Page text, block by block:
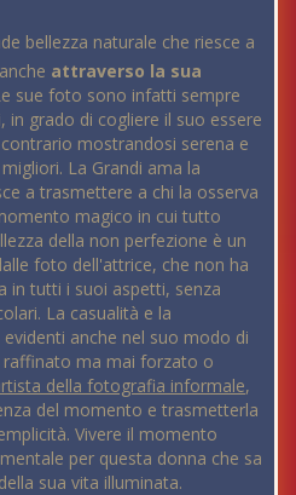
bellezza naturale che riesce a
attraverso la sua
sue foto sono infatti sempre
grado di cogliere il suo essere
mostrandosi serena e
La Grandi ama la
a trasmettere a chi la osserva
magico in cui tutto
della non perfezione è un
foto dell'attrice, che non ha
in tutti i suoi aspetti, senza
La casualità e la
anche nel suo modo di
raffinato ma mai forzato o
della fotografia informale,
del momento e trasmetterla
Vivere il momento
per questa donna che sa
sua vita illuminata.